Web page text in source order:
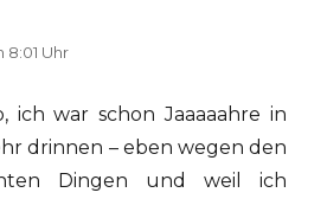
8:01 Uhr
ich war schon Jaaaaahre in
drinnen – eben wegen den
Dingen und weil ich